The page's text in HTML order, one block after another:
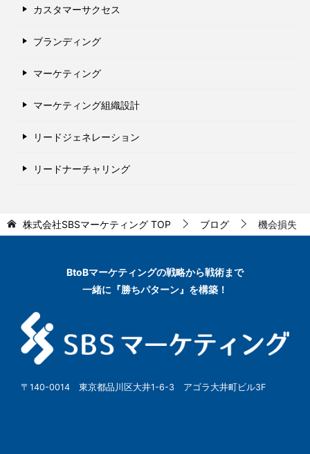
カスタマーサクセス
ブランディング
マーケティング
マーケティング組織設計
リードジェネレーション
リードナーチャリング
株式会社SBSマーケティング TOP ブログ 機会損失
BtoBマーケティングの戦略から戦術まで
一緒に『勝ちパターン』を構築！
〒140-0014 東京都品川区大井1-6-3 アゴラ大井町ビル3F